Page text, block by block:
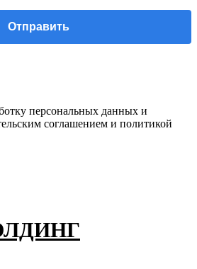
персональных данных и
соглашением и политикой